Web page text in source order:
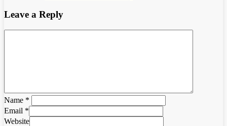
Leave a Reply
Name *
Email *
Website